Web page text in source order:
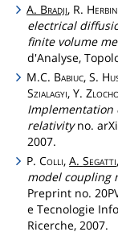
A. Bradji, R. Herbin
electrical
finite volume
d'Analyse,
M.C. Babiuc, S.
Szialagyi, Y.
Implementation
relativityno.
2007.
P.Colli,A.Segatti,
model coupling
Preprint no.
e Tecnologie
Ricerche, 2007.